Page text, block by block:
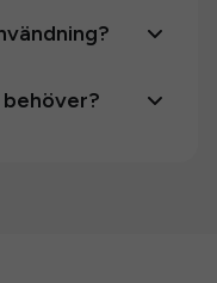
behöver?